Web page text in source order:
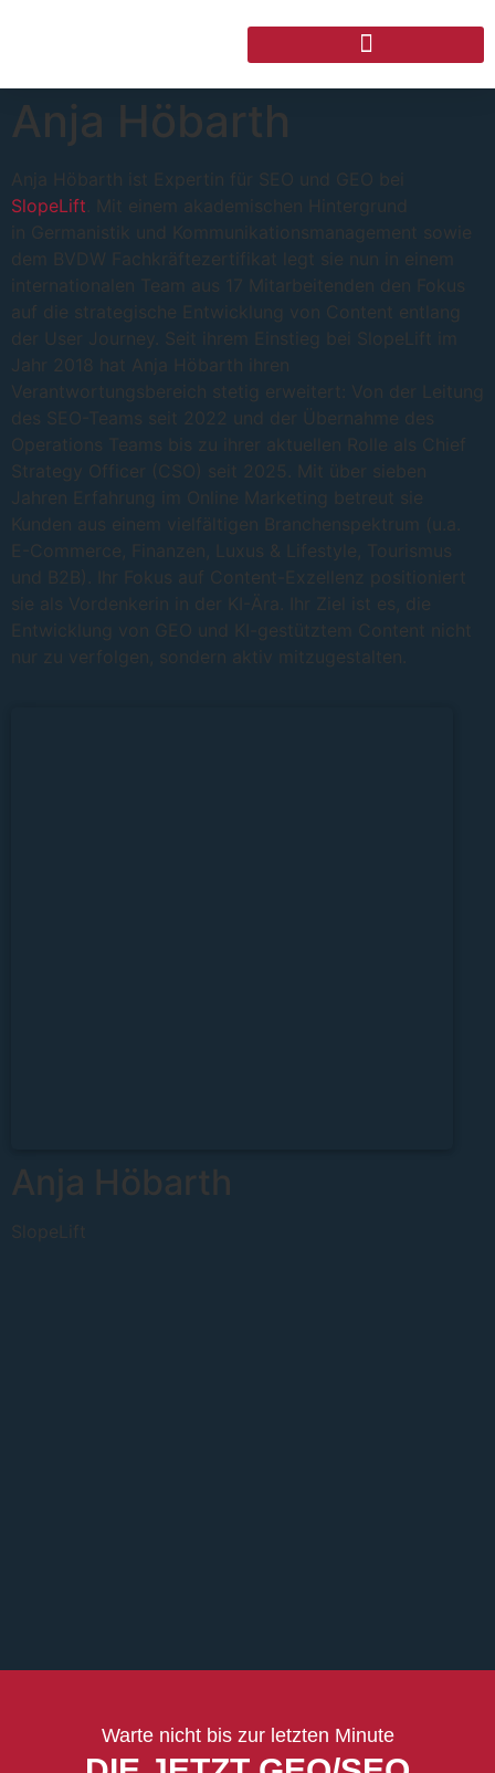
Anja Höbarth
Anja Höbarth ist Expertin für SEO und GEO bei
SlopeLift. Mit einem akademischen Hintergrund
in Germanistik und Kommunikationsmanagement sowie
dem BVDW Fachkräftezertifikat legt sie nun in einem
internationalen Team aus 17 Mitarbeitenden den Fokus
auf die strategische Entwicklung von Content entlang
der User Journey. Seit ihrem Einstieg bei SlopeLift im
Jahr 2018 hat Anja Höbarth ihren
Verantwortungsbereich stetig erweitert: Von der Leitung
des SEO-Teams seit 2022 und der Übernahme des
Operations Teams bis zu ihrer aktuellen Rolle als Chief
Strategy Officer (CSO) seit 2025. Mit über sieben
Jahren Erfahrung im Online Marketing betreut sie
Kunden aus einem vielfältigen Branchenspektrum (u.a.
E-Commerce, Finanzen, Luxus & Lifestyle, Tourismus
und B2B). Ihr Fokus auf Content-Exzellenz positioniert
sie als Vordenkerin in der KI-Ära. Ihr Ziel ist es, die
Entwicklung von GEO und KI-gestütztem Content nicht
nur zu verfolgen, sondern aktiv mitzugestalten.
Anja Höbarth
SlopeLift
Warte nicht bis zur letzten Minute